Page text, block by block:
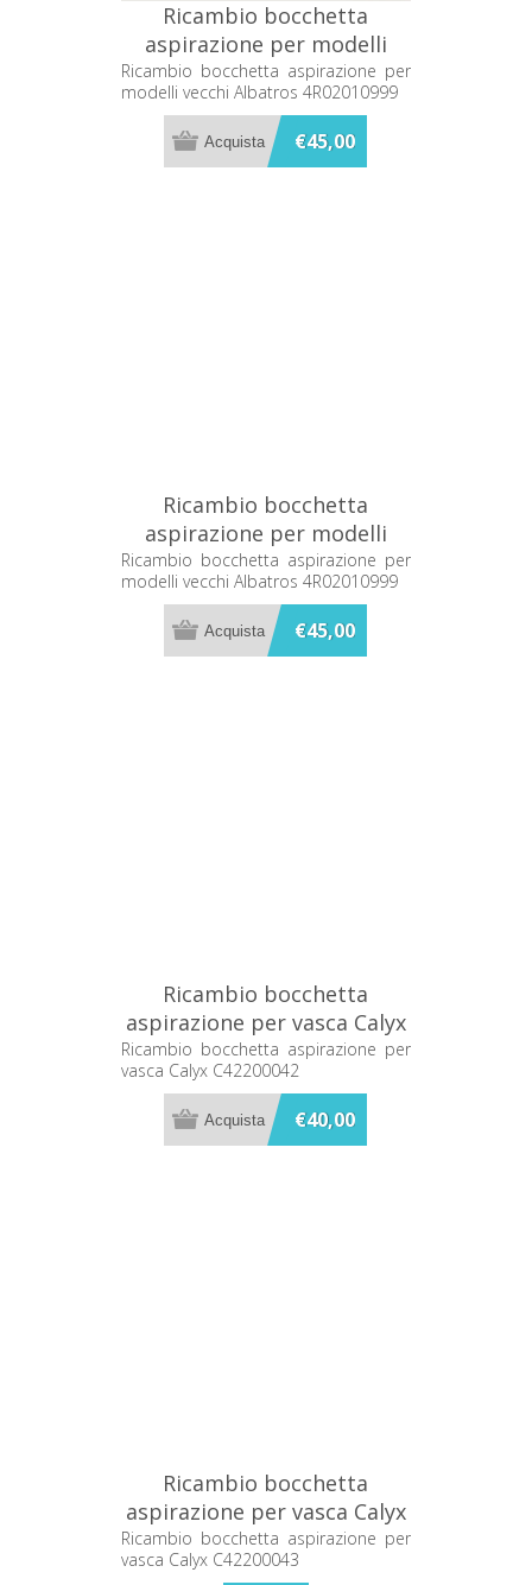
Ricambio bocchetta
aspirazione per modelli
vecchi Albatros 4R02010999
Ricambio bocchetta aspirazione per
modelli vecchi Albatros 4R02010999
€45,00
Ricambio bocchetta
aspirazione per modelli
vecchi Albatros 4R02010999
Ricambio bocchetta aspirazione per
modelli vecchi Albatros 4R02010999
€45,00
Ricambio bocchetta
aspirazione per vasca Calyx
C42200042
Ricambio bocchetta aspirazione per
vasca Calyx C42200042
€40,00
Ricambio bocchetta
aspirazione per vasca Calyx
C42200043
Ricambio bocchetta aspirazione per
vasca Calyx C42200043